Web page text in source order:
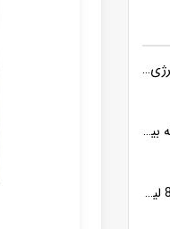
کف شور ایستاده و شارژی بیسمارک مدل BM5510
میوه خشک کن 5 طبقه بیسمارک مدل BM3004
سرخ کن بدون روغن 8 لیتری بیسمارک مدل BM3570